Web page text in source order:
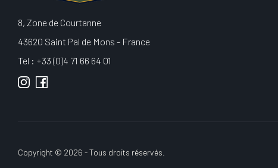
8, Zone de Courtanne
43620 Saint Pal de Mons - France
Tel : +33 (0)4 71 66 64 01
Copyright © 2026 - Tous droits réservés.